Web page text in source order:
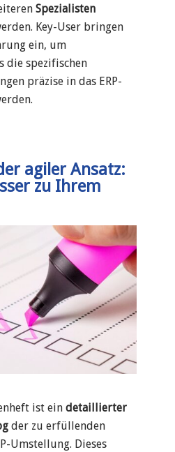
Spezialisten
Key-User bringen
ein, um
die spezifischen
präzise in das ERP-
agiler Ansatz:
zu Ihrem
ist ein detaillierter
der zu erfüllenden
Umstellung. Dieses